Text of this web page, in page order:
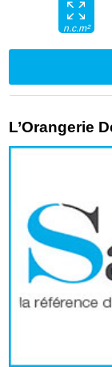
n.c.m²
L’Orangerie